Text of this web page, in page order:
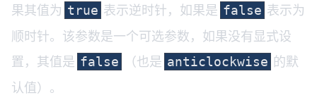
果其值为 true 表示逆时针，如果是 false 表示为
顺时针。该参数是一个可选参数，如果没有显式设
置，其值是 false （也是 anticlockwise 的默
认值）。